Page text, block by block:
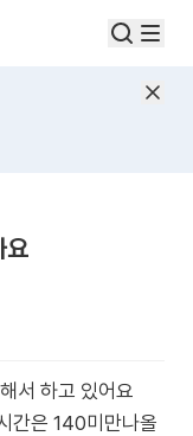
요
서 하고 있어요
간은 140미만나올